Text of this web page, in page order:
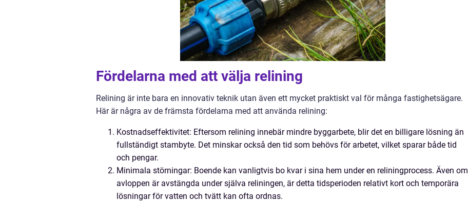
Fördelarna med att välja relining
Relining är inte bara en innovativ teknik utan även ett mycket praktiskt val för många fastighetsägare.
Här är några av de främsta fördelarna med att använda relining:
Kostnadseffektivitet: Eftersom relining innebär mindre byggarbete, blir det en billigare lösning än
fullständigt stambyte. Det minskar också den tid som behövs för arbetet, vilket sparar både tid
och pengar.
Minimala störningar: Boende kan vanligtvis bo kvar i sina hem under en reliningprocess. Även om
avloppen är avstängda under själva reliningen, är detta tidsperioden relativt kort och temporära
lösningar för vatten och tvätt kan ofta ordnas.